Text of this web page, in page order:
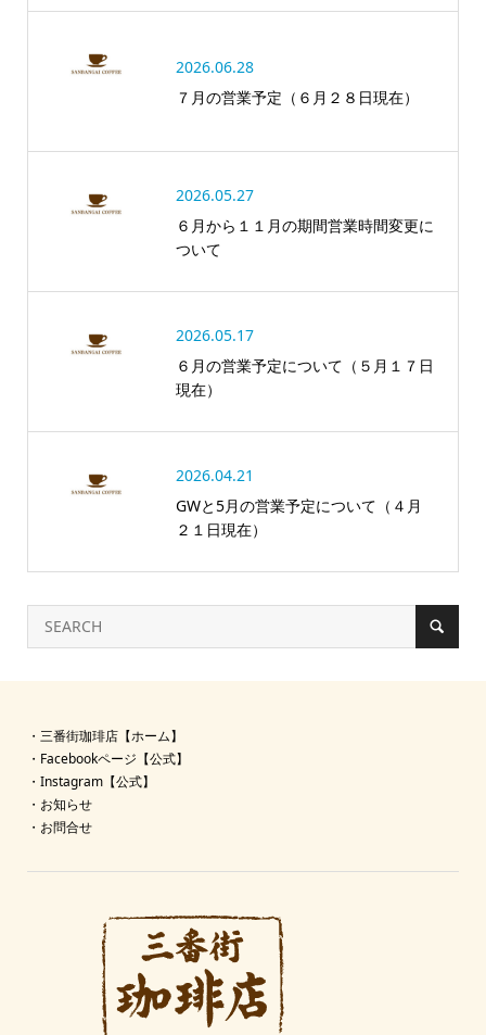
2026.06.28
７月の営業予定（６月２８日現在）
2026.05.27
６月から１１月の期間営業時間変更に
ついて
2026.05.17
６月の営業予定について（５月１７日
現在）
2026.04.21
GWと5月の営業予定について（４月
２１日現在）
・ 三番街珈琲店【ホーム】
・ Facebookページ【公式】
・ Instagram【公式】
・ お知らせ
・ お問合せ